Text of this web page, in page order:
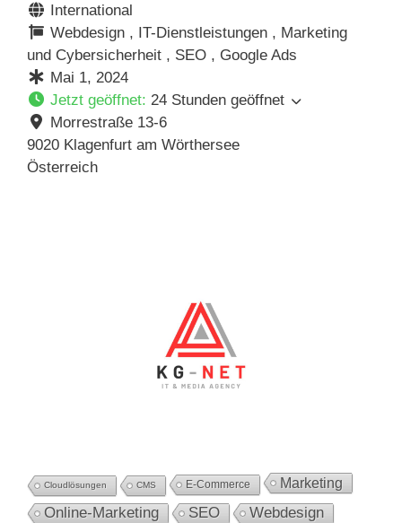
International
Webdesign , IT-Dienstleistungen , Marketing
und Cybersicherheit , SEO , Google Ads
Mai 1, 2024
Jetzt geöffnet:24 Stunden geöffnet
Morrestraße 13-6
9020 Klagenfurt am Wörthersee
Österreich
Cloudlösungen CMS E-Commerce Marketing
Online-Marketing SEO Webdesign